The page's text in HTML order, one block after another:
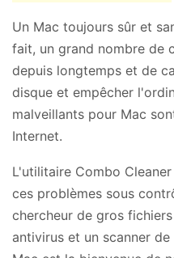
Un Mac toujours sûr et
fait, un grand nombre de
depuis longtemps et de
disque et empêcher
malveillants pour Mac
Internet.
L'utilitaire Combo
ces problèmes sous
chercheur de gros
antivirus et un scanner